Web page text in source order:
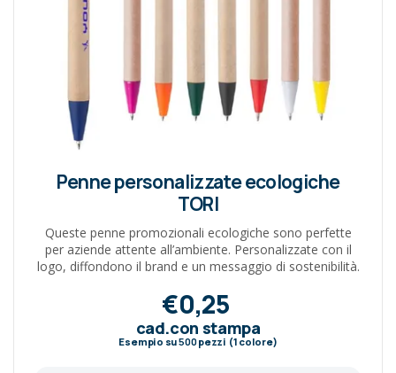
Penne personalizzate ecologiche
TORI
Queste penne promozionali ecologiche sono perfette
per aziende attente all’ambiente. Personalizzate con il
logo, diffondono il brand e un messaggio di sostenibilità.
€0,25
cad.con stampa
Esempio su500pezzi (1 colore)